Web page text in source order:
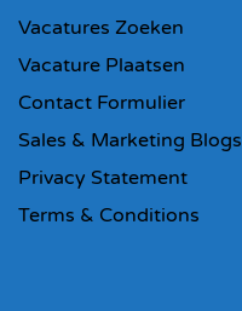
Vacatures Zoeken
Vacature Plaatsen
Contact Formulier
Sales & Marketing Blogs
Privacy Statement
Terms & Conditions